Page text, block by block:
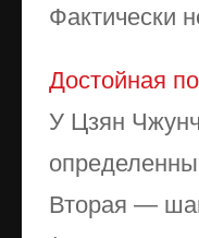
Фактически
Достойная
У Цзян
Вторая —